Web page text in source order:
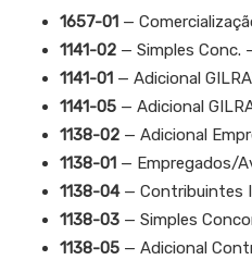
1657-01 —
1141-02 — Simples Conc.
1141-01 — Adicional
1141-05 — Adicional
1138-02 — Adicional
1138-01 — Empregados/
1138-04— Contribuintes
1138-03 — Simples
1138-05 — Adicional